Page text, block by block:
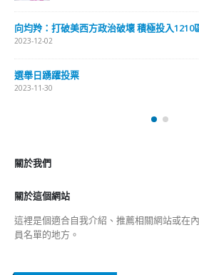
向均羚：打破美西方政治破壞 積極投入1210
2023-12-02
選舉日踴躍投票
2023-11-30
關於我們
關於這個網站
這裡是個適合自我介紹、推薦相關網站或在
員名單的地方。